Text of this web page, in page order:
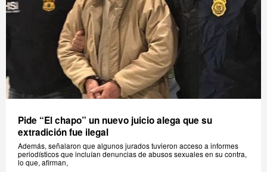
Pide “El chapo” un nuevo juicio alega que su
extradición fue ilegal
Además, señalaron que algunos jurados tuvieron acceso a informes
periodísticos que incluían denuncias de abusos sexuales en su contra,
lo que, afirman,